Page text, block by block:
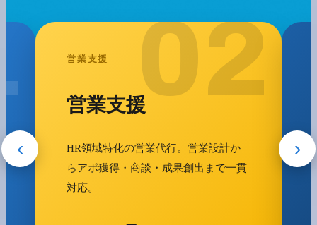
02
営業支援
営業支援
HR領域特化の営業代行。営業設計か
らアポ獲得・商談・成果創出まで一貫
対応。
中
援
‹ ›